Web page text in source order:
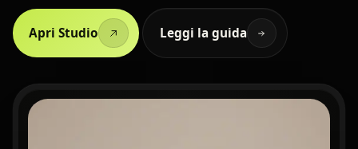
Apri Studio Leggi la guida